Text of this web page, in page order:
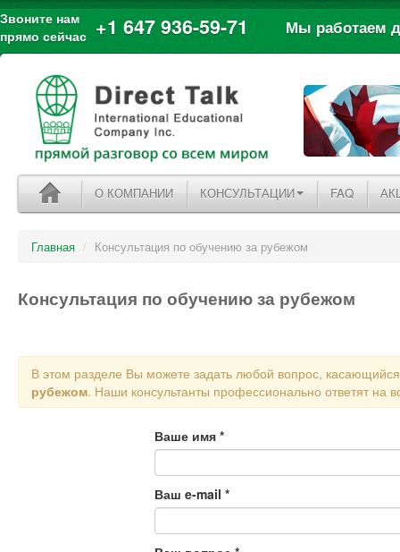
Звоните нам
прямо сейчас +1 647 936-59-71 Мы работаем
О КОМПАНИИ КОНСУЛЬТАЦИИ FAQ
Главная / Консультация по обучению за рубежом
Консультация по обучению за рубежом
В этом разделе Вы можете задать любой вопрос,
рубежом. Наши консультанты профессионально ответят на
Ваше имя *
Ваш e-mail *